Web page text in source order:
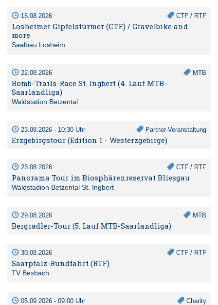
16.08.2026 CTF / RTF
Losheimer Gipfelstürmer (CTF) / Gravelbike and
more
Saalbau Losheim
22.08.2026 MTB
Bomb-Trails-Race St. Ingbert (4. Lauf MTB-
Saarlandliga)
Waldstation Betzental
23.08.2026 - 10:30 Uhr Partner-Veranstaltung
Erzgebirgstour (Edition 1 - Westerzgebirge)
23.08.2026 CTF / RTF
Panorama Tour im Biosphärenreservat Bliesgau
Waldstadion Betzental St. Ingbert
29.08.2026 MTB
Bergradler-Tour (5. Lauf MTB-Saarlandliga)
30.08.2026 CTF / RTF
Saarpfalz-Rundfahrt (RTF)
TV Bexbach
05.09.2026 - 09:00 Uhr Charity